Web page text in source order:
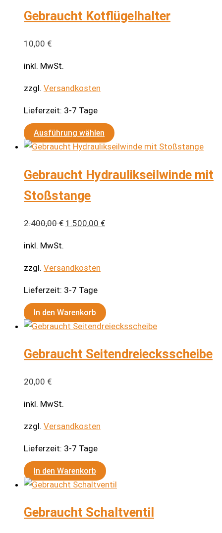
Gebraucht Kotflügelhalter
10,00 €
inkl. MwSt.
zzgl. Versandkosten
Lieferzeit: 3-7 Tage
Ausführung wählen
Dieses
Produkt
mehrere
Gebraucht Hydraulikseilwinde mit
Stoßstange
2.400,00€ Ursprünglicher
2.400,00 €
1.500,00 €Aktueller
inkl. MwSt.
zzgl. Versandkosten
Lieferzeit: 3-7 Tage
In den Warenkorb
Gebraucht Seitendreiecksscheibe
20,00 €
inkl. MwSt.
zzgl. Versandkosten
Lieferzeit: 3-7 Tage
In den Warenkorb
Gebraucht Schaltventil